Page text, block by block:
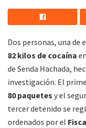
Dos personas, una de
82 kilos de cocaína
de Senda Hachada,
investigación. El
80 paquetes y el
tercer detenido se
ordenados por el